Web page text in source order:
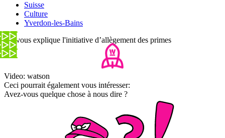
Suisse
Culture
Yverdon-les-Bains
On vous explique l'initiative d’allègement des primes
Video: watson
Ceci pourrait également vous intéresser:
Avez-vous quelque chose à nous dire ?